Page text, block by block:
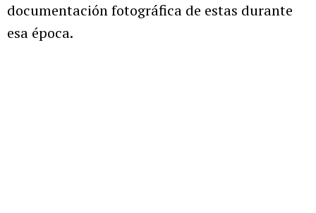
documentación fotográfica de estas durante
esa época.